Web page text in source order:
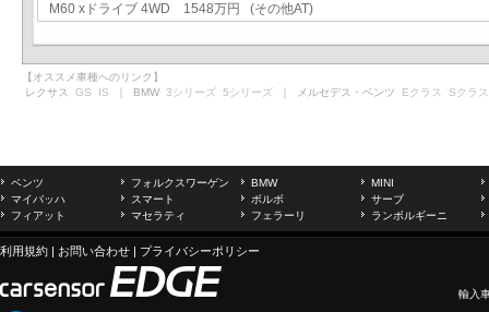
M60 xドライブ 4WD 1548万円 (その他AT)
【オススメ車種へのリンク】
レクサス GS IS ｜ BMW 3シリーズ 5シリーズ ｜ メルセデス・ベンツ Eクラス Sクラス
ベンツ フォルクスワーゲン BMW
MINI
マイバッハ
スマート ボルボ
サーブ
フィアット
マセラティ フェラーリ ランボルギーニ
利用規約 | お問い合わせ | プライバシーポリシー
輸入